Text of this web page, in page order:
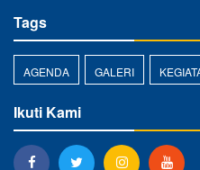
Tags
AGENDA GALERI
Ikuti Kami